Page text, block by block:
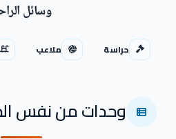
وسائل
حراسة ملاعب
وحدات من نفس